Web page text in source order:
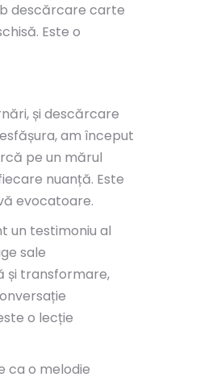
descărcare carte
Este o
și descărcare
am început
pe un mărul
nuanță. Este
evocatoare.
un testimoniu al
sale
și transformare,
o lecție
ca o melodie